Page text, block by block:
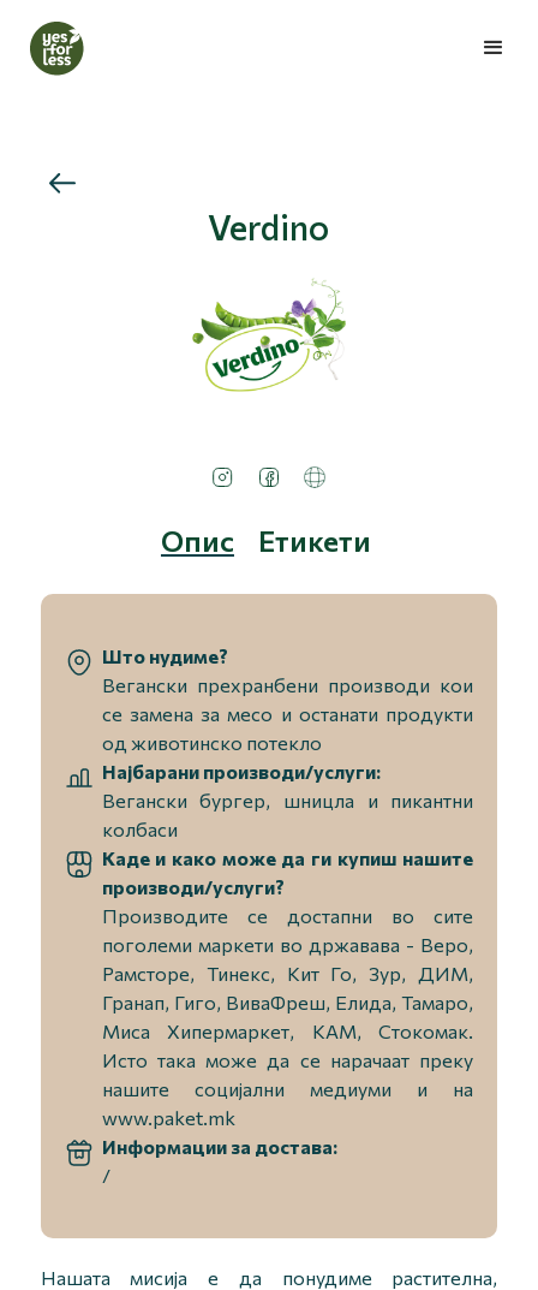
Verdino
Опис Етикети
Што нудиме?
Вегански прехранбени производи кои
се замена за месо и останати продукти
од животинско потекло
Најбарани производи/услуги:
Вегански бургер, шницла и пикантни
колбаси
Каде и како може да ги купиш нашите
производи/услуги?
Производите се достапни во сите
поголеми маркети во државава - Веро,
Рамсторе, Тинекс, Кит Го, Зур, ДИМ,
Гранап, Гиго, ВиваФреш, Елида, Тамаро,
Миса Хипермаркет, КАМ, Стокомак.
Исто така може да се нарачаат преку
нашите социјални медиуми и на
www.paket.mk
Информации за достава:
/
Нашата мисија е да понудиме растителна,